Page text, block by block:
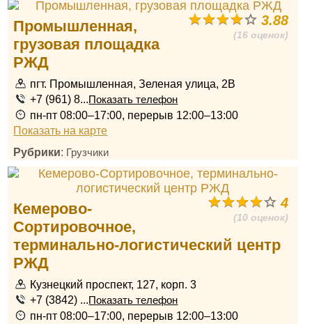
3.88
(16 оценок)
Промышленная,
грузовая площадка
РЖД
пгт. Промышленная, Зеленая улица, 2В
+7 (961) 8...Показать телефон
пн-пт 08:00–17:00, перерыв 12:00–13:00
Показать на карте
Рубрики: Грузчики
4
(10 оценок)
Кемерово-
Сортировочное,
терминально-логистический центр
РЖД
Кузнецкий проспект, 127, корп. 3
+7 (3842) ...Показать телефон
пн-пт 08:00–17:00, перерыв 12:00–13:00